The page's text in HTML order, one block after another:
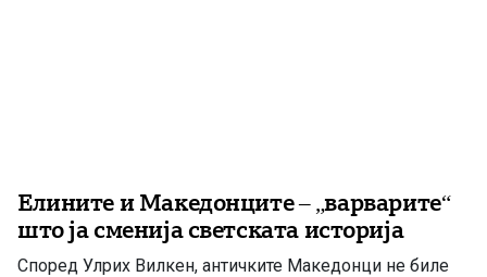
Елините и Македонците – „варварите“
што ја сменија светската историја
Според Улрих Вилкен, античките Македонци не биле